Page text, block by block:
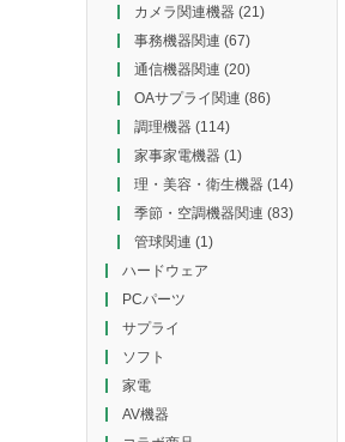
カメラ関連機器(21)
事務機器関連 (67)
通信機器関連 (20)
OAサプライ関連 (86)
調理機器(114)
家事家電機器(1)
理・美容・衛生機器(14)
季節・空調機器関連 (83)
管球関連 (1)
ハードウェア
PCパーツ
サプライ
ソフト
家電
AV機器